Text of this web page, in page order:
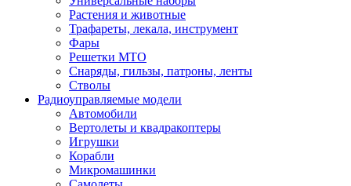
Растения и животные
Трафареты, лекала, инструмент
Фары
Решетки МТО
Снаряды, гильзы, патроны, ленты
Стволы
Радиоуправляемые модели
Автомобили
Вертолеты и квадракоптеры
Игрушки
Корабли
Микромашинки